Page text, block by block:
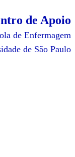
de Apoio
de Enfermagem
de São Paulo